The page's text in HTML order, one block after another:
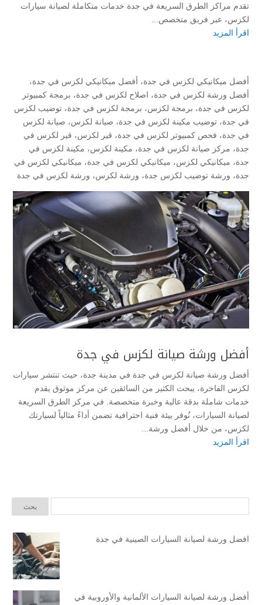
تقدم مراكز الطرق السريعة في جدة خدمات متكاملة لصيانة سيارات
لكزس، عبر فريق متخصص...
اقرأ المزيد
أفضل ميكانيكي لكزس في جدة، أفضل ميكانيكي لكزس في جدة،
أفضل ورشة لكزس في جدة، اصلاح لكزس في جدة، برمجة كمبيوتر
لكزس في جدة، برمجة لكزس، برمجة لكزس في جدة، توضيب لكزس
في جدة، توضيب مكينة لكزس في جدة، صيانة لكزس، صيانة لكزس
في جدة، فحص كمبيوتر لكزس في جدة، قير لكزس، قير لكزس في
جدة، مركز صيانة لكزس في جدة، مكينة لكزس، مكينة لكزس في
جدة، ميكانيكي لكزس، ميكانيكي لكزس في جدة، ميكانيكي لكزس في
جدة، ورشة توضيب لكزس جدة، ورشة لكزس، ورشة لكزس في جدة
أفضل ورشة صيانة لكزس في جدة
أفضل ورشة صيانة لكزس في جدة في مدينة جدة، حيث تنتشر سيارات
لكزس الفاخرة، يبحث الكثير من السائقين عن مركز موثوق يقدم
خدمات شاملة بدقة عالية وخبرة متخصصة. في مركز الطرق السريعة
لصيانة السيارات، نُوفر بيئة فنية احترافية تضمن أداءً مثالياً لسيارتك
لكزس، من خلال أفضل ورشة...
اقرأ المزيد
افضل ورشة لصيانة السيارات الصينية في جدة
أفضل ورشة لصيانة السيارات الألمانية والأوروبية في